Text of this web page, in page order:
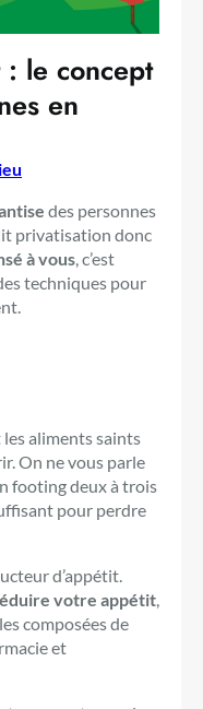
: le concept
en
des personnes
privatisation donc
à vous , c’est
techniques pour
aliments saints
On ne vous parle
footing deux à trois
pour perdre
d’appétit.
votre appétit,
composées de
et